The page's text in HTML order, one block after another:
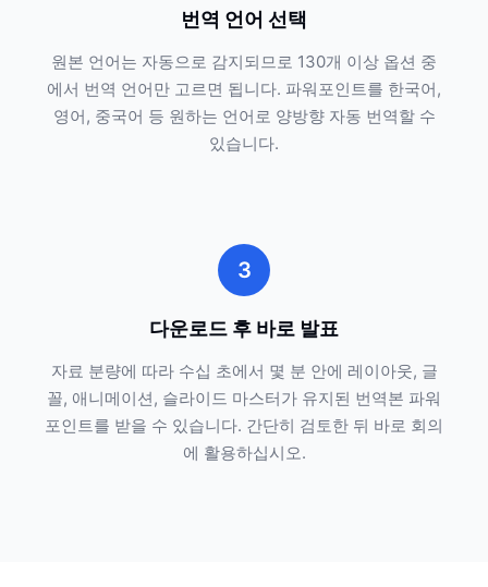
번역 언어 선택
원본 언어는 자동으로 감지되므로 130개 이상 옵션 중
에서 번역 언어만 고르면 됩니다. 파워포인트를 한국어,
영어, 중국어 등 원하는 언어로 양방향 자동 번역할 수
있습니다.
3
다운로드 후 바로 발표
자료 분량에 따라 수십 초에서 몇 분 안에 레이아웃, 글
꼴, 애니메이션, 슬라이드 마스터가 유지된 번역본 파워
포인트를 받을 수 있습니다. 간단히 검토한 뒤 바로 회의
에 활용하십시오.